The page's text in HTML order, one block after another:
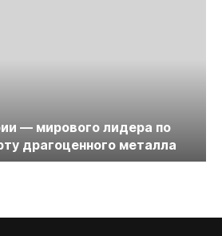
— мирового лидера по
драгоценного металла